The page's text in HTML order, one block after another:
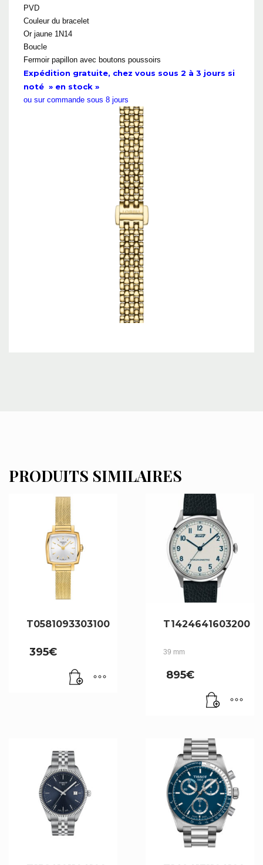
PVD
Couleur du bracelet
Or jaune 1N14
Boucle
Fermoir papillon avec boutons poussoirs
Expédition gratuite, chez vous sous 2 à 3 jours si
noté » en stock »
ou sur commande sous 8 jours
PRODUITS SIMILAIRES
T0581093303100
395€
T1424641603200
39 mm
895€